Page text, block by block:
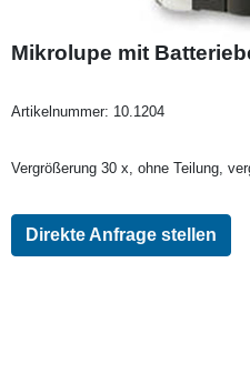
Mikrolupe mit
Artikelnummer: 10.1204
Vergrößerung 30 x, ohne Teilung,
Direkte Anfrage stellen